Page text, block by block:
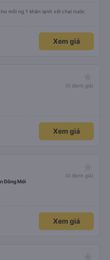
mỗi ng 1 khăn lạnh với chai nước
Xem giá
(0 đánh giá)
Xem giá
(0 đánh giá)
Đông Mới
Xem giá